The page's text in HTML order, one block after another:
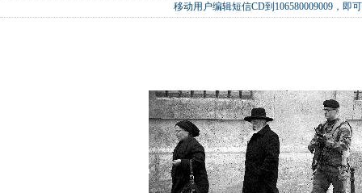
移动用户编辑短信CD到106580009009，即